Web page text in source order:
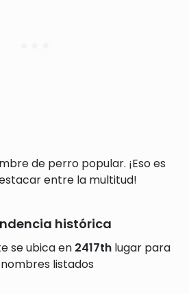
de perro popular. ¡Eso es
entre la multitud!
histórica
se ubica en 2417th lugar para
listados